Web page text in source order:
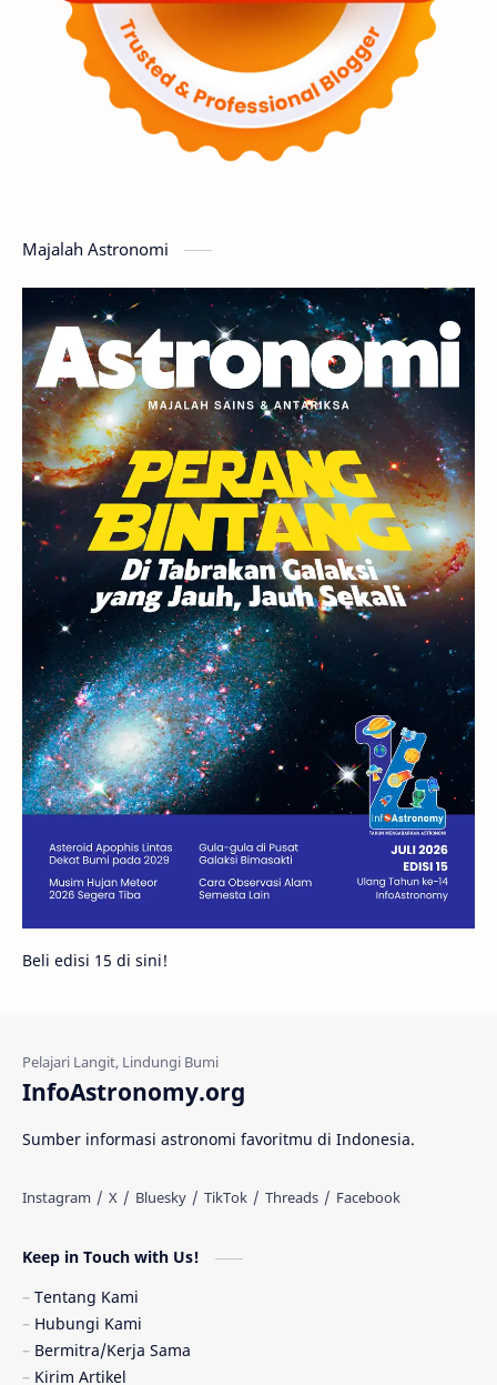
Supernova Nebula Sponsored
Featured Mars
GMT 2016
Planet Kerdil Bumi Pengetahuan
Berita Hujan Meteor Satelit Alami
Rasi Bintang Teleskop Saturnus
GBT 2018 UFO Advertorial
Astrofotografi
Stasiun Luar Angkasa Internasional
Gugus Bintang Menarik Dibaca
Venus Pluto Galaksi Kerdil
Gambar Harian Titan
Bintang Neutron Hubble Tips
Juno Bintang Biner
Fakta Galaksi Spiral
Gerhana Matahari
Quasar
Majalah Astronomi
Beli edisi 15 di sini!
InfoAstronomy.org
Sumber informasi astronomi favoritmu di Indonesia.
Keep in Touch with Us!
Tentang Kami
Hubungi Kami
Bermitra/Kerja Sama
Kirim Artikel